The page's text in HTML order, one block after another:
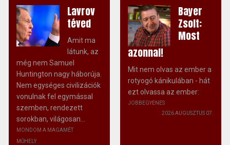
Lavrov
téved
Amit ma
látunk, az
még nem Samuel
Huntington nagy háborúja.
Nem egységes civilizációk
vonulnak fel egymással
szemben, rendezett
sorokban, világosan...
MONDOM A MAGAMÉT
MŰHELY
Bayer
Zsolt:
Most
azonnal!
Mit nem olvas az ember a
rotyogó kánikulában - hát
ezt olvassa az ember:
JOBBEGYENES
2026 AUGUSZTUS 07.